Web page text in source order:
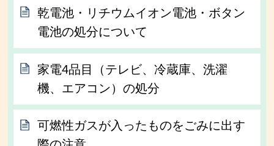
乾電池・リチウムイオン電池・ボタン
電池の処分について
家電4品目（テレビ、冷蔵庫、洗濯
機、エアコン）の処分
可燃性ガスが入ったものをごみに出す